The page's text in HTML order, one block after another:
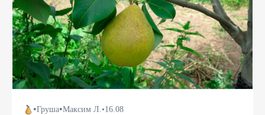
•Груша•Максим Л.•16.08